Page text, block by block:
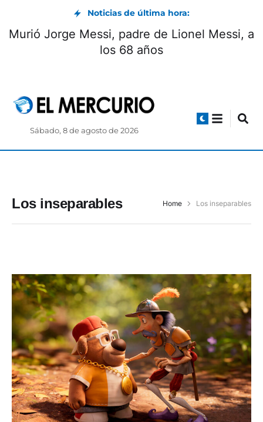
Noticias de última hora:
Murió Jorge Messi, padre de Lionel Messi, a
los 68 años
Sábado, 8 de agosto de 2026
Los inseparables Home Los inseparables